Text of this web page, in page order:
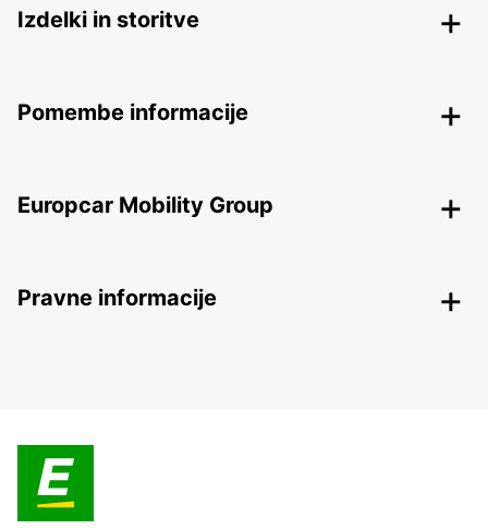
Izdelki in storitve
Pomembe informacije
Europcar Mobility Group
Pravne informacije